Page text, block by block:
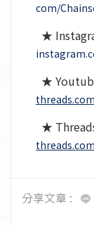
com/
★
★
★
分享文章 :